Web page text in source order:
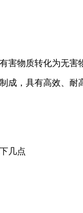
害物质转化为无
成，具有高效、耐
几点